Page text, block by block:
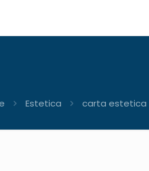
Estetica carta estetica